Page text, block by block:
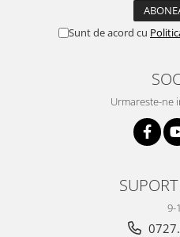
Sunt de acord cu
Urmareste-ne
9-